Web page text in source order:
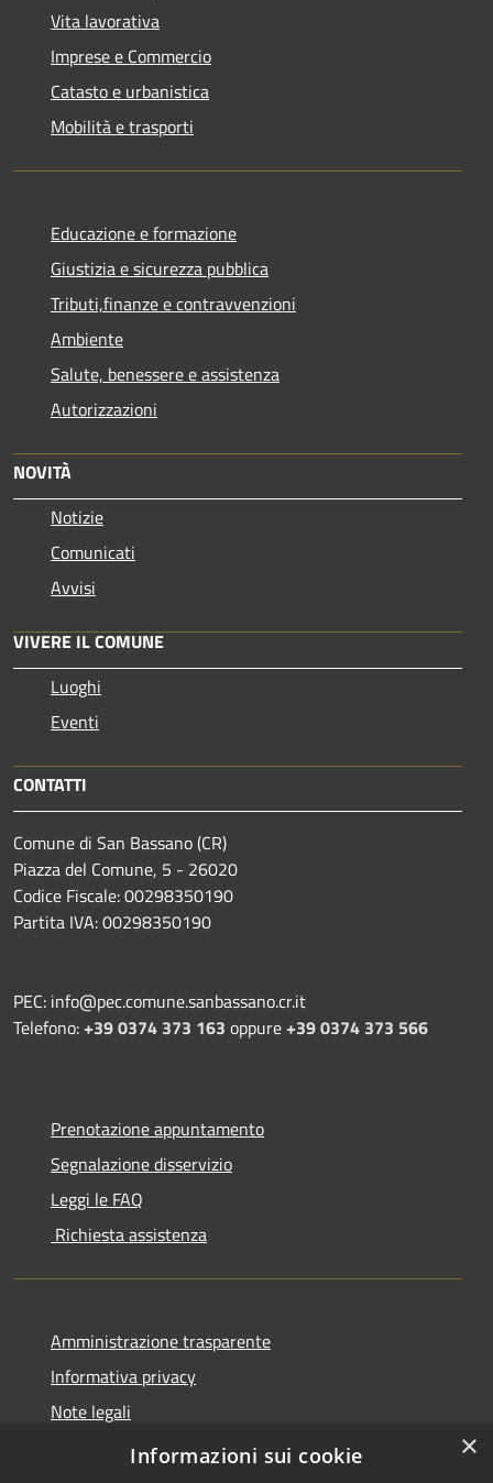
Vita lavorativa
Imprese e Commercio
Catasto e urbanistica
Mobilità e trasporti
Educazione e formazione
Giustizia e sicurezza pubblica
Tributi,finanze e contravvenzioni
Ambiente
Salute, benessere e assistenza
Autorizzazioni
NOVITÀ
Notizie
Comunicati
Avvisi
VIVERE IL COMUNE
Luoghi
Eventi
CONTATTI
Comune di San Bassano (CR)
Piazza del Comune, 5 - 26020
Codice Fiscale: 00298350190
Partita IVA: 00298350190
PEC: info@pec.comune.sanbassano.cr.it
Telefono:+39 0374 373 163 oppure+39 0374 373 566
Prenotazione appuntamento
Segnalazione disservizio
Leggi le FAQ
Richiesta assistenza
Amministrazione trasparente
Informativa privacy
Note legali
Dichiarazione di accessibilità
×
Informazioni sui cookie